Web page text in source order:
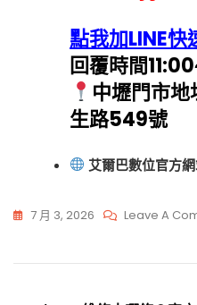
點我加LINE快
回覆時間
中壢門市
生路549號
艾爾巴數位官方網
7 月 3, 2026 Leave A